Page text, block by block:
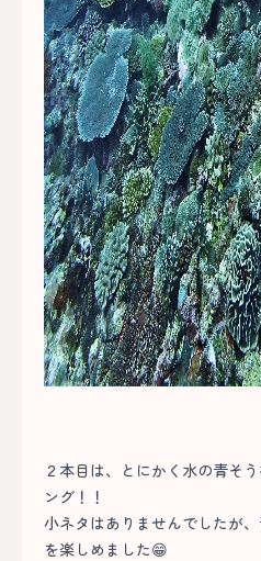
２本目は、とにかく水の青そ
ング！！
小ネタはありませんでしたが
を楽しめました😁